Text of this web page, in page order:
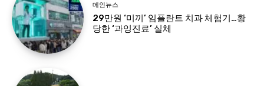
메인뉴스
29만원 ‘미끼’ 임플란트 치과 체험기…황
당한 ‘과잉진료’ 실체